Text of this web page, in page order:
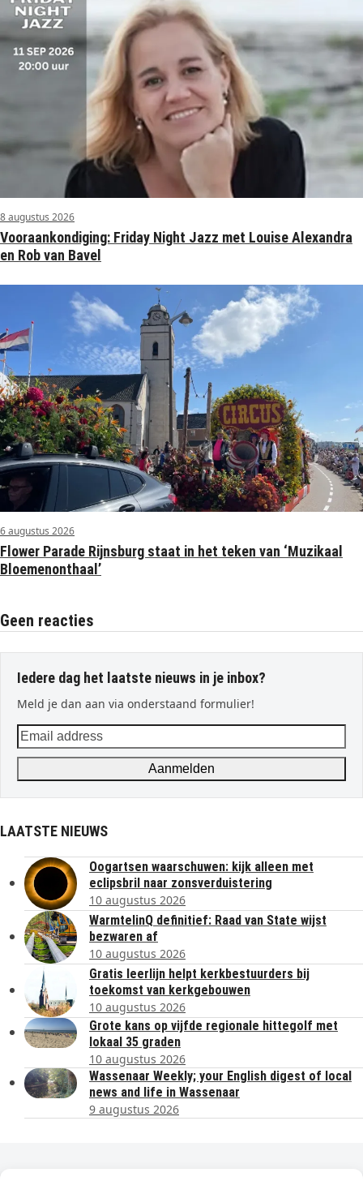
8 augustus 2026
Vooraankondiging: Friday Night Jazz met Louise Alexandra
en Rob van Bavel
6 augustus 2026
Flower Parade Rijnsburg staat in het teken van ‘Muzikaal
Bloemenonthaal’
Geen reacties
Iedere dag het laatste nieuws in je inbox?
Meld je dan aan via onderstaand formulier!
Email
address
Aanmelden
LAATSTE NIEUWS
Oogartsen waarschuwen: kijk alleen met
eclipsbril naar zonsverduistering
10 augustus 2026
WarmtelinQ definitief: Raad van State wijst
bezwaren af
10 augustus 2026
Gratis leerlijn helpt kerkbestuurders bij
toekomst van kerkgebouwen
10 augustus 2026
Grote kans op vijfde regionale hittegolf met
lokaal 35 graden
10 augustus 2026
Wassenaar Weekly; your English digest of local
news and life in Wassenaar
9 augustus 2026